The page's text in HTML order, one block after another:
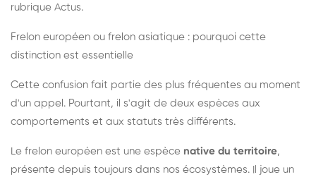
rubrique Actus.
Frelon européen ou frelon asiatique : pourquoi cette
distinction est essentielle
Cette confusion fait partie des plus fréquentes au moment
d'un appel. Pourtant, il s'agit de deux espèces aux
comportements et aux statuts très différents.
Le frelon européen est une espèce native du territoire,
présente depuis toujours dans nos écosystèmes. Il joue un